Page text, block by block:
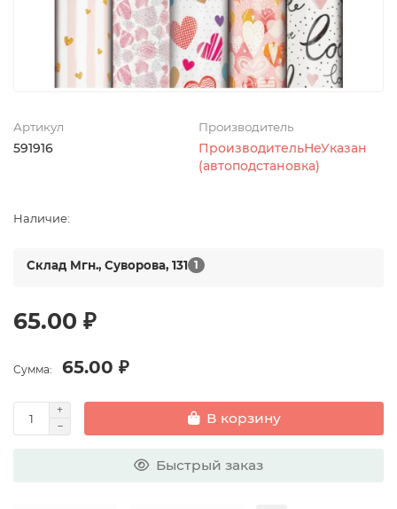
Артикул
591916
Производитель
ПроизводительНеУказан
(автоподстановка)
Наличие:
Склад Мгн., Суворова, 131 1
65.00 ₽
Сумма: 65.00 ₽
В корзину
Быстрый заказ